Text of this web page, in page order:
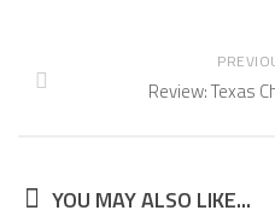
Review: Texas
YOU MAY ALSO LIKE...